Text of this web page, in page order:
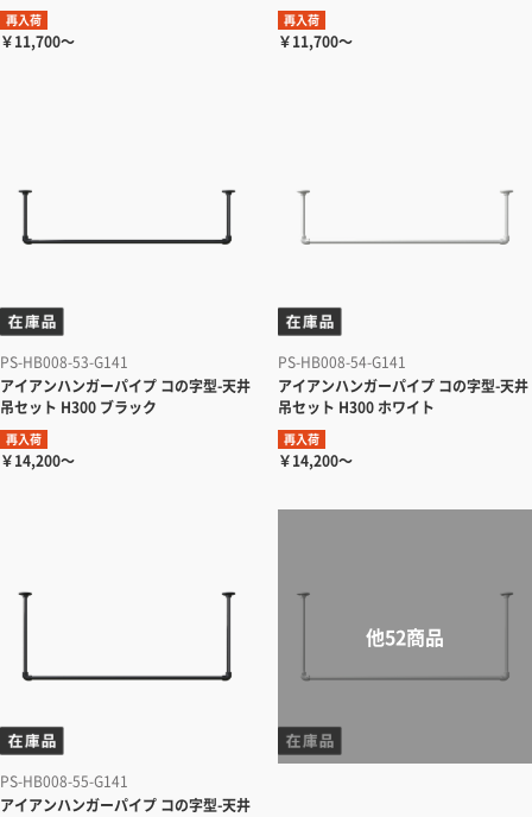
再入荷
￥11,700～
再入荷
￥11,700～
PS-HB008-53-G141
アイアンハンガーパイプ コの字型-天井
吊セット H300 ブラック
再入荷
￥14,200～
PS-HB008-54-G141
アイアンハンガーパイプ コの字型-天井
吊セット H300 ホワイト
再入荷
￥14,200～
PS-HB008-55-G141
アイアンハンガーパイプ コの字型-天井